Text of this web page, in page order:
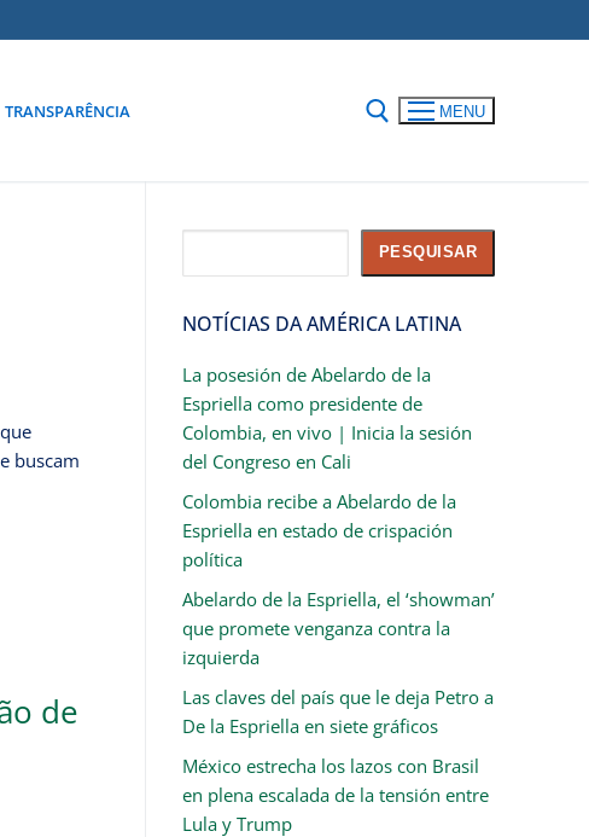
TRANSPARÊNCIA MENU
buscam
de
PESQUISAR
NOTÍCIAS DA AMÉRICA LATINA
La posesión de Abelardo de la
Espriella como presidente de
Colombia, en vivo | Inicia la sesión
del Congreso en Cali
Colombia recibe a Abelardo de la
Espriella en estado de crispación
política
Abelardo de la Espriella, el ‘showman’
que promete venganza contra la
izquierda
Las claves del país que le deja Petro a
De la Espriella en siete gráficos
México estrecha los lazos con Brasil
en plena escalada de la tensión entre
Lula y Trump